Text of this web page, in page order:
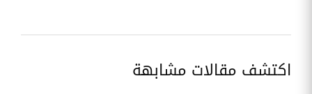
اكتشف مقالات مشابهة